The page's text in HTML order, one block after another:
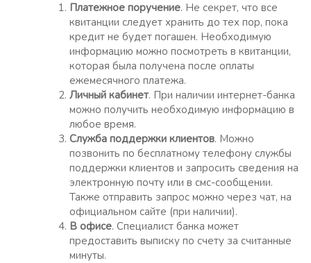
Платежное поручение. Не секрет, что все
квитанции следует хранить до тех пор, пока
кредит не будет погашен. Необходимую
информацию можно посмотреть в квитанции,
которая была получена после оплаты
ежемесячного платежа.
Личный кабинет. При наличии интернет-банка
можно получить необходимую информацию в
любое время.
Служба поддержки клиентов. Можно
позвонить по бесплатному телефону службы
поддержки клиентов и запросить сведения на
электронную почту или в смс-сообщении.
Также отправить запрос можно через чат, на
официальном сайте (при наличии).
В офисе. Специалист банка может
предоставить выписку по счету за считанные
минуты.